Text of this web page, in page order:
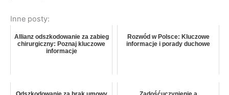
Inne posty:
Allianz odszkodowanie za zabieg
chirurgiczny: Poznaj kluczowe
informacje
Rozwód w Polsce: Kluczowe
informacje i porady duchowe